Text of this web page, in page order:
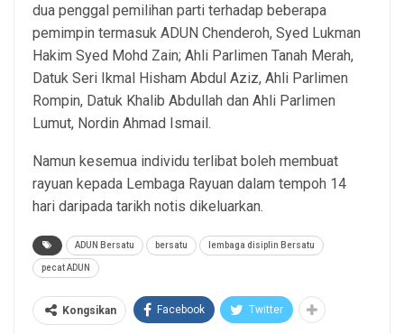
dua penggal pemilihan parti terhadap beberapa
pemimpin termasuk ADUN Chenderoh, Syed Lukman
Hakim Syed Mohd Zain; Ahli Parlimen Tanah Merah,
Datuk Seri Ikmal Hisham Abdul Aziz, Ahli Parlimen
Rompin, Datuk Khalib Abdullah dan Ahli Parlimen
Lumut, Nordin Ahmad Ismail.
Namun kesemua individu terlibat boleh membuat
rayuan kepada Lembaga Rayuan dalam tempoh 14
hari daripada tarikh notis dikeluarkan.
ADUN Bersatu bersatu lembaga disiplin Bersatu
pecat ADUN
Kongsikan Facebook Twitter